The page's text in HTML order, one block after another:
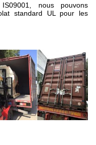
nous pouvons
standard UL pour les